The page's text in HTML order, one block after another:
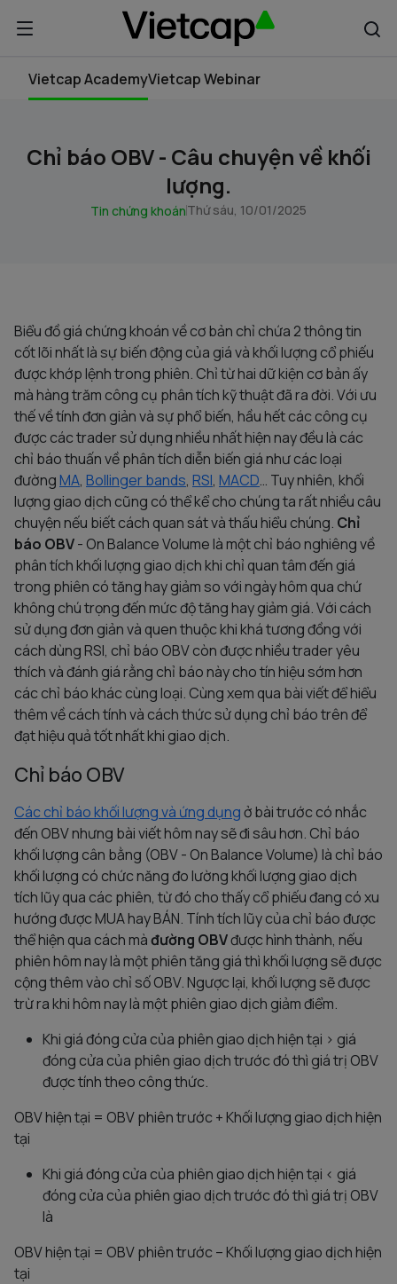
Vietcap AcademyVietcap Webinar
Chỉ báo OBV - Câu chuyện về khối
lượng.
Tin chứng khoánThứ sáu, 10/01/2025
Biểu đồ giá chứng khoán về cơ bản chỉ chứa 2 thông tin
cốt lõi nhất là sự biến động của giá và khối lượng cổ phiếu
được khớp lệnh trong phiên. Chỉ từ hai dữ kiện cơ bản ấy
mà hàng trăm công cụ phân tích kỹ thuật đã ra đời. Với ưu
thế về tính đơn giản và sự phổ biến, hầu hết các công cụ
được các trader sử dụng nhiều nhất hiện nay đều là các
chỉ báo thuấn về phân tích diễn biến giá như các loại
đườngMA, Bollinger bands, RSI, MACD… Tuy nhiên, khối
lượng giao dịch cũng có thể kể cho chúng ta rất nhiều câu
chuyện nếu biết cách quan sát và thấu hiểu chúng. Chỉ
báo OBV- On Balance Volume là một chỉ báo nghiêng về
phân tích khối lượng giao dịch khi chỉ quan tâm đến giá
trong phiên có tăng hay giảm so với ngày hôm qua chứ
không chú trọng đến mức độ tăng hay giảm giá. Với cách
sử dụng đơn giản và quen thuộc khi khá tương đồng với
cách dùng RSI, chỉ báo OBV còn được nhiều trader yêu
thích và đánh giá rằng chỉ báo này cho tín hiệu sớm hơn
các chỉ báo khác cùng loại. Cùng xem qua bài viết để hiểu
thêm về cách tính và cách thức sử dụng chỉ báo trên để
đạt hiệu quả tốt nhất khi giao dịch.
Chỉ báo OBV
Các chỉ báo khối lượng và ứng dụngở bài trước có nhắc
đến OBV nhưng bài viết hôm nay sẽ đi sâu hơn. Chỉ báo
khối lượng cân bằng (OBV - On Balance Volume) là chỉ báo
khối lượng có chức năng đo lường khối lượng giao dịch
tích lũy qua các phiên, từ đó cho thấy cổ phiếu đang có xu
hướng được MUA hay BÁN. Tính tích lũy của chỉ báo được
thể hiện qua cách màđường OBVđược hình thành, nếu
phiên hôm nay là một phiên tăng giá thì khối lượng sẽ được
cộng thêm vào chỉ số OBV. Ngược lại, khối lượng sẽ được
trừ ra khi hôm nay là một phiên giao dịch giảm điểm.
Khi giá đóng cửa của phiên giao dịch hiện tại > giá
đóng cửa của phiên giao dịch trước đó thì giá trị OBV
được tính theo công thức.
OBV hiện tại = OBV phiên trước + Khối lượng giao dịch hiện
tại
Khi giá đóng cửa của phiên giao dịch hiện tại < giá
đóng cửa của phiên giao dịch trước đó thì giá trị OBV
là
OBV hiện tại = OBV phiên trước – Khối lượng giao dịch hiện
tại